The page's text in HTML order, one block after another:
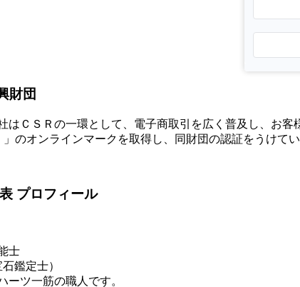
財団
はＣＳＲの一環として、電子商取引を広く普及し、お
のオンラインマークを取得し、同財団の認証をうけてい
プロフィール
士
鑑定士）
ーツ一筋の職人です。